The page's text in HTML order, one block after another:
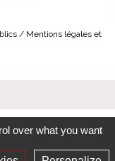
Mentions légales et
over what you want